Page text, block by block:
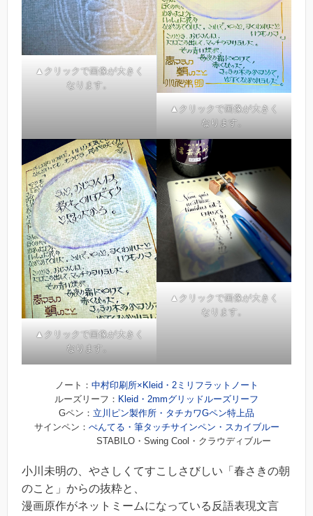
▲クリックで画像が大きく
なります。
▲クリックで画像が大きく
なります。
▲クリックで画像が大きく
なります。
▲クリックで画像が大きく
なります。
ノート： 中村印刷所×Kleid・2ミリフラットノート
ルーズリーフ： Kleid・2mmグリッドルーズリーフ
Gペン： 立川ピン製作所・タチカワGペン特上品
サインペン： ぺんてる・筆タッチサインペン・スカイブルー
STABILO・Swing Cool・クラウディブルー
小川未明の、やさしくてすこしさびしい「春さきの朝
のこと」からの抜粋と、
漫画原作がネットミームになっている反語表現文言